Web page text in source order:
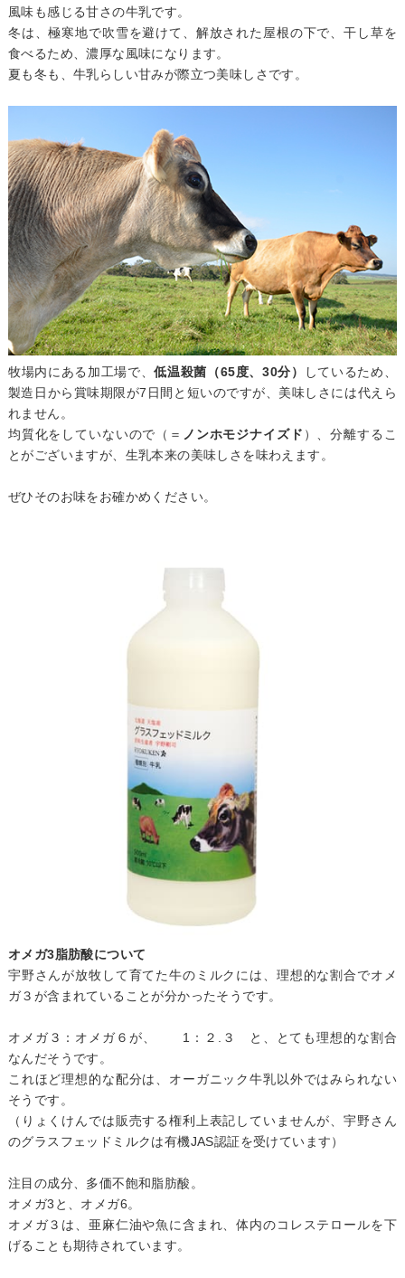
風味も感じる甘さの牛乳です。
冬は、極寒地で吹雪を避けて、解放された屋根の下で、干し草を
食べるため、濃厚な風味になります。
夏も冬も、牛乳らしい甘みが際立つ美味しさです。
牧場内にある加工場で、低温殺菌（65度、30分）
しているため、
製造日から賞味期限が7日間と短いのですが、美味しさには代えら
れません。
均質化をしていないので（＝ ノンホモジナイズド ）、分離するこ
とがございますが、生乳本来の美味しさを味わえます。
ぜひそのお味をお確かめください。
オメガ3脂肪酸について
宇野さんが放牧して育てた牛のミルクには、理想的な割合でオメ
ガ３が含まれていることが分かったそうです。
オメガ３：オメガ６が、 1：２.３ と、とても理想的な割合
なんだそうです。
これほど理想的な配分は、オーガニック牛乳以外ではみられない
そうです。
（りょくけんでは販売する権利上表記していませんが、宇野さん
のグラスフェッドミルクは有機JAS認証を受けています）
注目の成分、多価不飽和脂肪酸。
オメガ3と、オメガ6。
オメガ３は、亜麻仁油や魚に含まれ、体内のコレステロールを下
げることも期待されています。